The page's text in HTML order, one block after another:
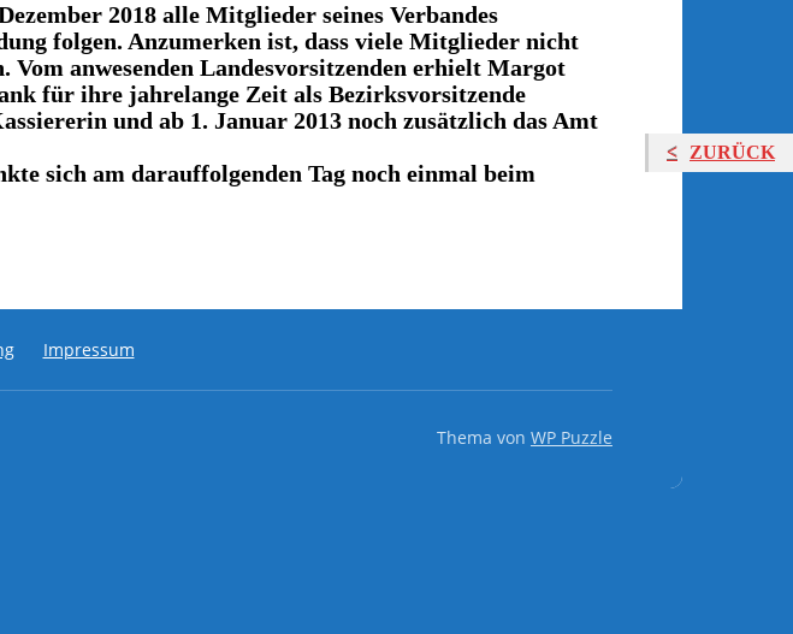
2018 alle Mitglieder seines Verbandes
folgen. Anzumerken ist, dass viele Mitglieder nicht
anwesenden Landesvorsitzenden erhielt Margot
für ihre jahrelange Zeit als Bezirksvorsitzende
und ab 1. Januar 2013 noch zusätzlich das Amt
sich am darauffolgenden Tag noch einmal beim
Impressum
Thema von WP Puzzle
ZURÜCK